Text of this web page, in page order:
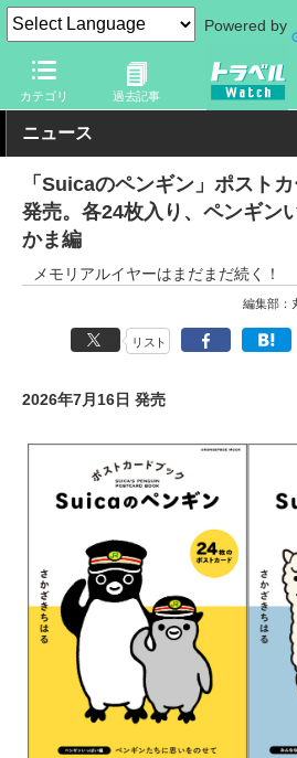
Powered by
カテゴリ 過去記事
トラベル Watch 旅のアイテム 旅行グ
ニュース
「Suicaのペンギン」ポスト
発売。各24枚入り、ペンギン
かま編
メモリアルイヤーはまだまだ続く！
編集部：
リスト
2026年7月16日 発売